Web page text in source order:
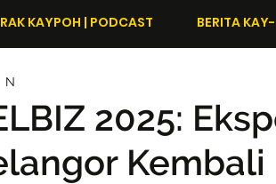
KAYPOH | PODCAST BERITA
2025:
N